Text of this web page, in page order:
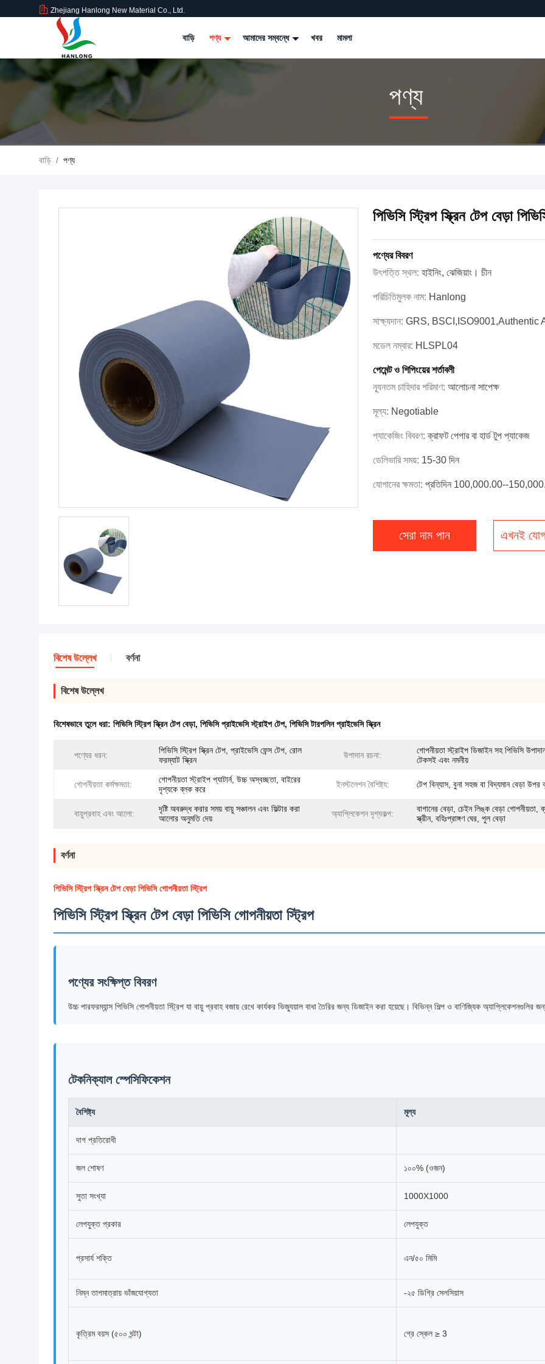
Zhejiang Hanlong New Material Co., Ltd.
বাড়ি পণ্য আমাদের সম্বন্ধে খবর মামলা
পণ্য
বাড়ি / পণ্য
পিভিসি স্ট্রিপ স্ক্রিন টেপ বেড়া
পণ্যের বিবরণ
উৎপত্তি স্থল: হাইনিং, ঝেজিয়াং। চীন
পরিচিতিমুলক নাম: Hanlong
সাক্ষ্যদান: GRS, BSCI,ISO9001,Authentic
মডেল নম্বার: HLSPL04
পেমেন্ট ও শিপিংয়ের শর্তাবলী
ন্যূনতম চাহিদার পরিমাণ: আলোচনা সাপেক্ষ
মূল্য: Negotiable
প্যাকেজিং বিবরণ:ক্রাফট পেপার বা হার্ড টুপ প্যাকেজ
ডেলিভারি সময়: 15-30 দিন
যোগানের ক্ষমতা: প্রতিদিন 100,000.00--
সেরা দাম পান এখনই
বিশেষ উল্লেখ বর্ণনা
বিশেষ উল্লেখ
বিশেষভাবে তুলে ধরা: পিভিসি স্ট্রিপ স্ক্রিন টেপ বেড়া, পিভিসি প্রাইভেসি স্ট্রাইপ টেপ, পিভিসি টারপলিন প্রাইভেসি স্ক্রিন
পণ্যের ধরন:
পিভিসি স্ট্রিপ স্ক্রিন টেপ, প্রাইভেসি ফেন্স টেপ, রোল
ফরম্যাট স্ক্রিন
উপাদান রচনা:
গোপনীয়তা স্ট্রাইপ ডিজাইন সহ পিভিসি
টেকসই এবং নমনীয়
গোপনীয়তা কর্মক্ষমতা:
গোপনীয়তা স্ট্রাইপ প্যাটার্ন, উচ্চ অস্বচ্ছতা, বাইরের
দৃশ্যকে ব্লক করে
ইনস্টলেশন বৈশিষ্ট্য: টেপ বিন্যাস, বুনা সহজ বা বিদ্যমান বেড়া উপর
বায়ুপ্রবাহ এবং আলো:
দৃষ্টি অবরুদ্ধ করার সময় বায়ু সঞ্চালন এবং ফিল্টার করা
আলোর অনুমতি দেয়
অ্যাপ্লিকেশন দৃশ্যকল্প:
বাগানের বেড়া, চেইন লিঙ্ক বেড়া গোপনীয়তা,
স্ক্রীন, বহিঃপ্রাঙ্গণ ঘের, পুল বেড়া
বর্ণনা
পিভিসি স্ট্রিপ স্ক্রিন টেপ বেড়া পিভিসি গোপনীয়তা স্ট্রিপ
পিভিসি স্ট্রিপ স্ক্রিন টেপ বেড়া পিভিসি গোপনীয়তা স্ট্রিপ
পণ্যের সংক্ষিপ্ত বিবরণ
উচ্চ পারফরম্যান্স পিভিসি গোপনীয়তা স্ট্রিপ যা বায়ু প্রবাহ বজায় রেখে কার্যকর ভিজ্যুয়াল বাধা তৈরির জন্য ডিজাইন করা হয়েছে। বিভিন্ন শিল্প ও বাণিজ্যিক
টেকনিক্যাল স্পেসিফিকেশন
বৈশিষ্ট্য মূল্য
দাগ প্রতিরোধী
জল শোষণ ১০০% (ওজন)
সুতা সংখ্যা 1000X1000
লেপযুক্ত প্রকার লেপযুক্ত
প্রসার্য শক্তি এন/৫০ মিমি
নিম্ন তাপমাত্রায় ভাঁজযোগ্যতা -২৫ ডিগ্রি সেলসিয়াস
কৃত্রিম বয়স (৫০০ ঘন্টা) গ্রে স্কেল ≥ 3